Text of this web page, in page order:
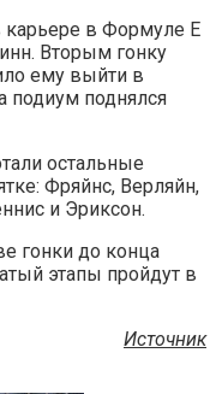
карьере в Формуле Е
Вторым гонку
ему выйти в
подиум поднялся
остальные
Фряйнс, Верляйн,
и Эриксон.
гонки до конца
этапы пройдут в
Источник